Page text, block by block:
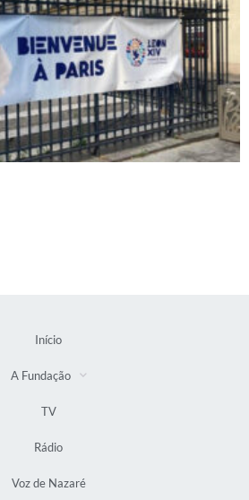
Início
A Fundação
TV
Rádio
Voz de Nazaré